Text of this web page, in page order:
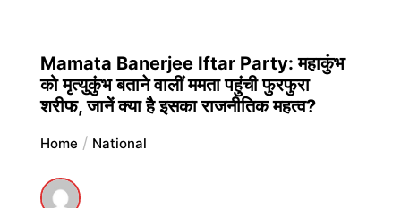
Mamata Banerjee Iftar Party: महाकुंभ
को मृत्युकुंभ बताने वालीं ममता पहुंची फुरफुरा
शरीफ, जानें क्या है इसका राजनीतिक महत्व?
Home National